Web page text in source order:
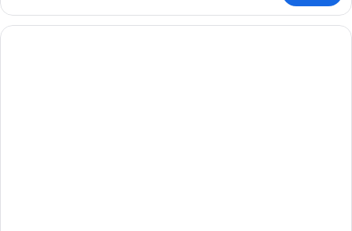
junior
(Executive)